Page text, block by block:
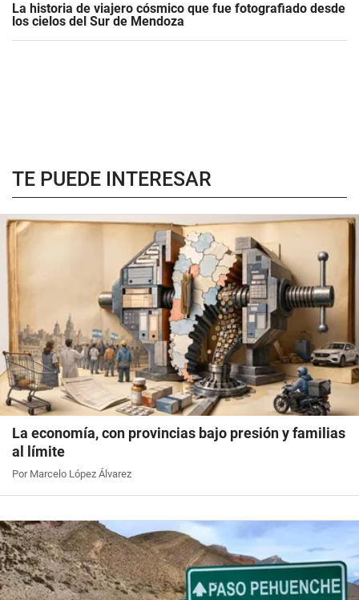
La historia de viajero cósmico que fue fotografiado desde
los cielos del Sur de Mendoza
TE PUEDE INTERESAR
La economía, con provincias bajo presión y familias
al límite
Por Marcelo López Álvarez